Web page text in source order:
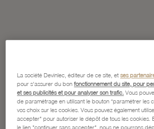
La société Devinlec, éditeur de ce site, etses
pour s'assurer du bonfonctionnement du site, pour
et ses publicités et pour analyser son trafic. Vous
de paramétrage en utilisant le bouton “paramétrer les
vos choix sur les cookies. Vous pouvez également
accepter" pour autoriser le dépôt de tous les cookies.
le lien "continuer sans accepter", nous ne pourrons